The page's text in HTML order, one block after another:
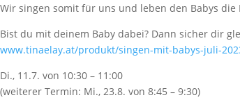
Wir singen somit für uns und leben den Babys
Bist du mit deinem Baby dabei? Dann sicher dir
www.tinaelay.at/produkt/singen-mit-babys-juli-
Di., 11.7. von 10:30 – 11:00
(weiterer Termin: Mi., 23.8. von 8:45 – 9:30)